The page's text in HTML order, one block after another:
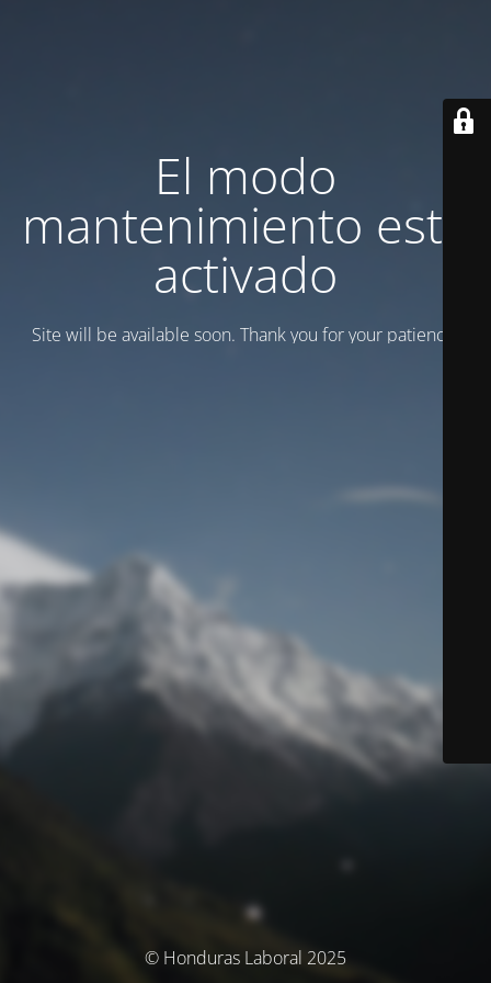
El modo
mantenimiento está
activado
Site will be available soon. Thank you for your patience!
© Honduras Laboral 2025